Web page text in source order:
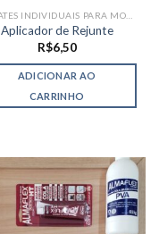
Aplicador de Rejunte
R$6,50
ADICIONAR AO
CARRINHO